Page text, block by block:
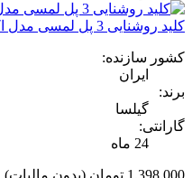
کلید روشنایی 3 پل لمسی مدل اکو
کشور سازنده:
ایران
برند:
گیلسا
گارانتی:
24 ماه
1,398,000 تومان
(بدون مالیات)